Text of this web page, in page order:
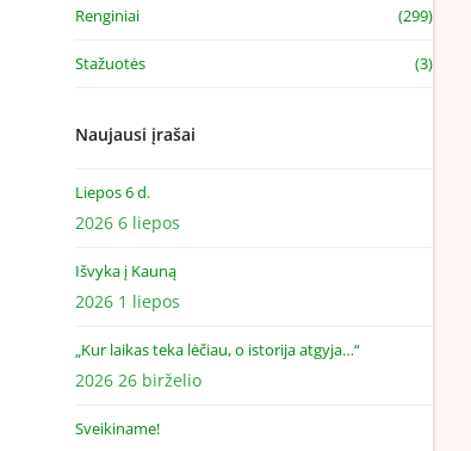
Renginiai (299)
Stažuotės (3)
Naujausi įrašai
Liepos 6 d.
2026 6 liepos
Išvyka į Kauną
2026 1 liepos
„Kur laikas teka lėčiau, o istorija atgyja…“
2026 26 birželio
Sveikiname!